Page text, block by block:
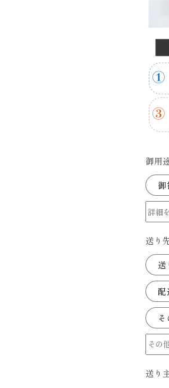
御用
御
送り
配
送り